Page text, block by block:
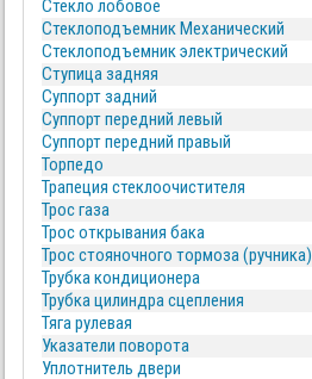
Стекло лобовое
Стеклоподъемник Механический
Стеклоподъемник электрический
Ступица задняя
Суппорт задний
Суппорт передний левый
Суппорт передний правый
Торпедо
Трапеция стеклоочистителя
Трос газа
Трос открывания бака
Трос стояночного тормоза (ручника)
Трубка кондиционера
Трубка цилиндра сцепления
Тяга рулевая
Указатели поворота
Уплотнитель двери